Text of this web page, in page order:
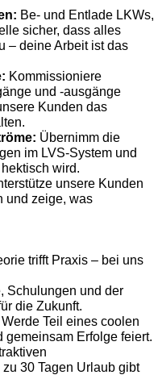
Be- und Entlade LKWs,
sicher, dass alles
– deine Arbeit ist das
Kommissioniere
und -ausgänge
Kunden das
Übernimm die
im LVS-System und
wird.
unsere Kunden
und zeige, was
trifft Praxis – bei uns
Schulungen und der
die Zukunft.
Werde Teil eines coolen
gemeinsam Erfolge feiert.
30 Tagen Urlaub gibt